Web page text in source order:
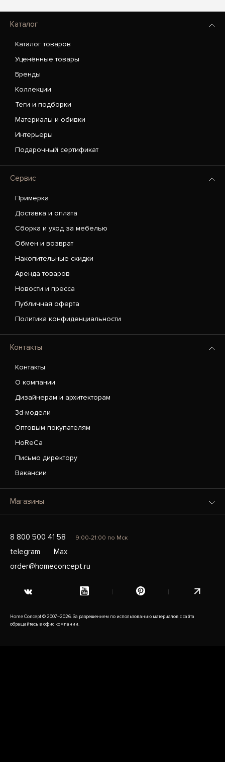
Каталог
Каталог товаров
Уценённые товары
Бренды
Коллекции
Теги и подборки
Материалы и обивки
Интерьеры
Подарочный сертификат
Сервис
Примерка
Доставка и оплата
Сборка и уход за мебелью
Обмен и возврат
Накопительные скидки
Аренда товаров
Новости и пресса
Публичная оферта
Политика конфиденциальности
Контакты
Контакты
О компании
Дизайнерам и архитекторам
3d-модели
Оптовым покупателям
HoReCa
Письмо директору
Вакансии
Магазины
8 800 500 41 58 9:00-21:00 по Мск
telegram
Max
order@homeconcept.ru
Home Concept © 2007–2026. За разрешением по использованию материалов с сайта
обращайтесь в офис компании.